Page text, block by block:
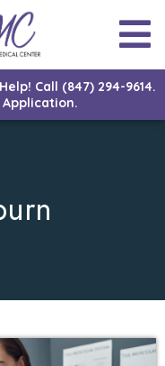
Call (847) 294-9614.